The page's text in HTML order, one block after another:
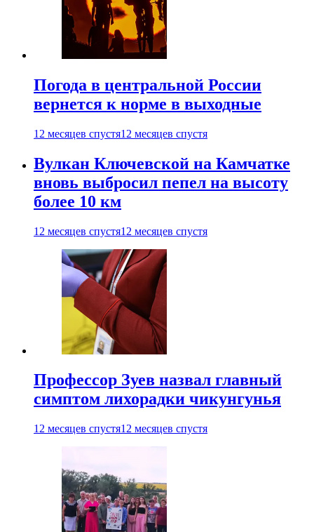
Погода в центральной России
вернется к норме в выходные
12 месяцев спустя12 месяцев спустя
Вулкан Ключевской на Камчатке
вновь выбросил пепел на высоту
более 10 км
12 месяцев спустя12 месяцев спустя
Профессор Зуев назвал главный
симптом лихорадки чикунгунья
12 месяцев спустя12 месяцев спустя